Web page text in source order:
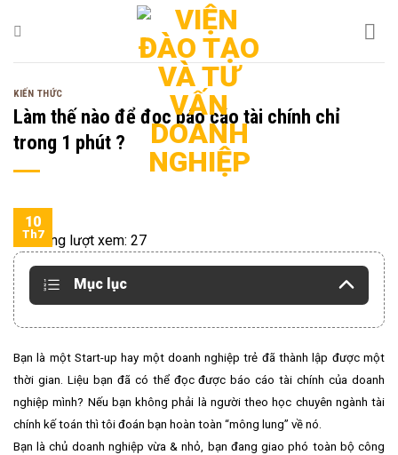
qua
KIẾN THỨC
Làm thế nào để đọc báo cáo tài chính chỉ
trong 1 phút ?
10
Th7Tổng lượt xem: 27
Mục lục
Bạn là một Start-up hay một doanh nghiệp trẻ đã thành lập được một
thời gian. Liệu bạn đã có thể đọc được báo cáo tài chính của doanh
nghiệp mình? Nếu bạn không phải là người theo học chuyên ngành tài
chính kế toán thì tôi đoán bạn hoàn toàn “mông lung” về nó.
Bạn là chủ doanh nghiệp vừa & nhỏ, bạn đang giao phó toàn bộ công